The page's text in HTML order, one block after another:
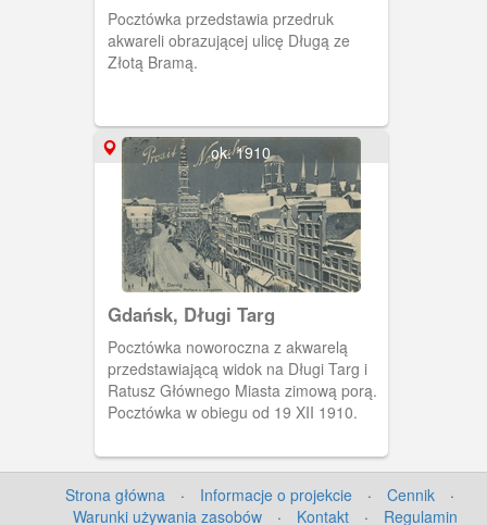
Pocztówka przedstawia przedruk
akwareli obrazującej ulicę Długą ze
Złotą Bramą.
ok. 1910
Gdańsk, Długi Targ
Pocztówka noworoczna z akwarelą
przedstawiającą widok na Długi Targ i
Ratusz Głównego Miasta zimową porą.
Pocztówka w obiegu od 19 XII 1910.
Strona główna · Informacje o projekcie · Cennik
·
Warunki używania zasobów
· Kontakt ·
Regulamin